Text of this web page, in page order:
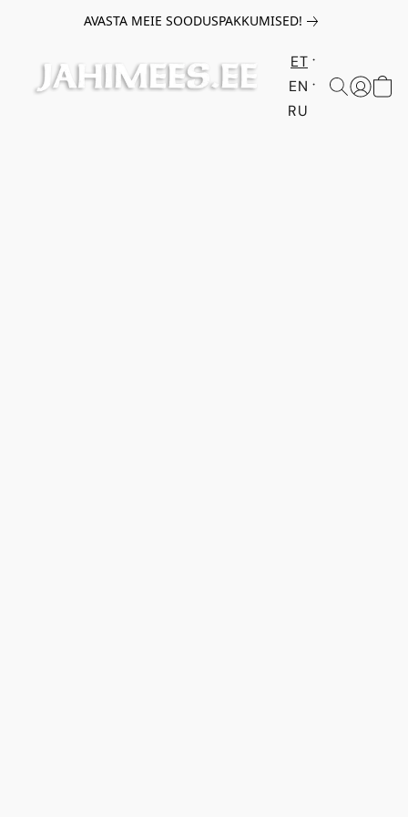
AVASTA MEIE SOODUSPAKKUMISED!
ET
EN
RU